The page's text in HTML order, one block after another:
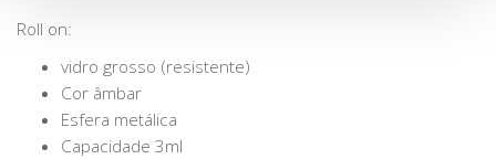
Roll on:
vidro grosso (resistente)
Cor âmbar
Esfera metálica
Capacidade 3ml